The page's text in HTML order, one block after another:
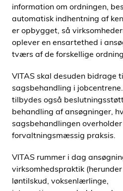
information om ordningen,
automatisk indhentning af
er opbygget, så
oplever en ensartethed i
tværs af de forskellige
VITAS skal desuden bidrage
sagsbehandling i
tilbydes også
behandling af ansøgninger,
sagsbehandlingen
forvaltningsmæssig praksis.
VITAS rummer i dag
virksomhedspraktik
løntilskud, voksenlærlinge,